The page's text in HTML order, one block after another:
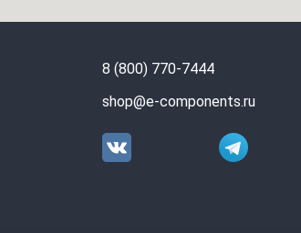
8 (800) 770-7444
shop@e-components.ru